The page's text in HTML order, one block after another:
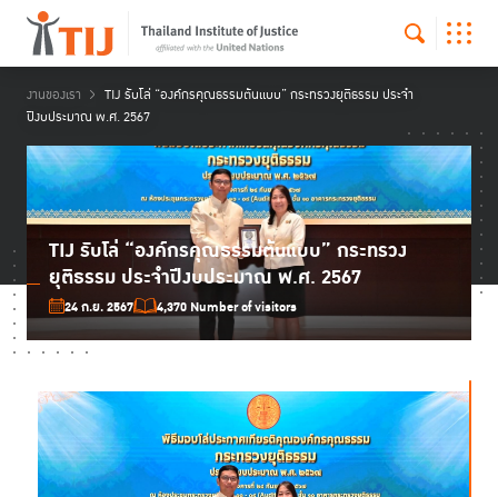
งานของเรา
TIJ รับโล่ “องค์กรคุณธรรมต้นแบบ” กระทรวงยุติธรรม ประจำ
ปีงบประมาณ พ.ศ. 2567
TIJ รับโล่ “องค์กรคุณธรรมต้นแบบ” กระทรวง
ยุติธรรม ประจำปีงบประมาณ พ.ศ. 2567
24 ก.ย. 2567 4,370 Number of visitors